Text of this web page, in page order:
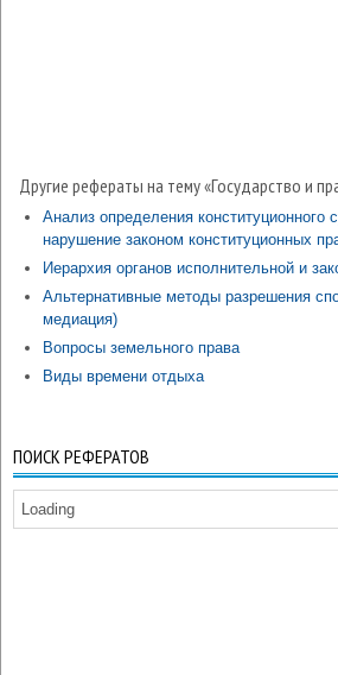
Другие рефераты на тему «Государство и
Анализ определения
нарушение законом конституционных
Иерархия органов исполнительной и
Альтернативные методы разрешения
медиация)
Вопросы земельного права
Виды времени отдыха
ПОИСК РЕФЕРАТОВ
Loading